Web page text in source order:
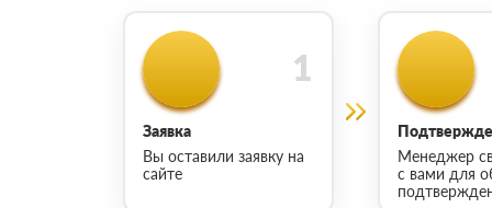
Заявка
Вы оставили заявку на
сайте
Менеджер
с вами для